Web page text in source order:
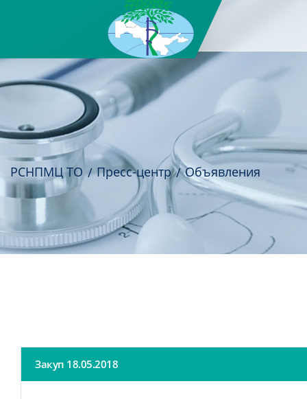
РСНПМЦ ТО Пресс-центр Объявления
Закуп 18.05.2018